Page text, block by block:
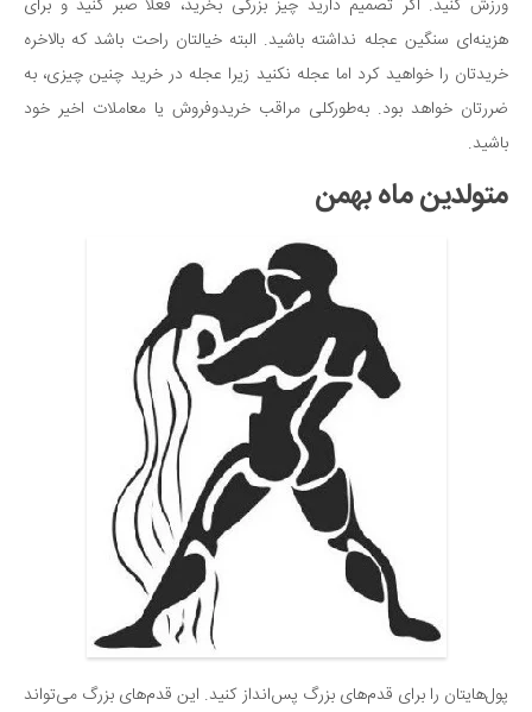
ورزش کنید. اگر تصمیم دارید چیز بزرگی بخرید، فعلاً صبر کنید و برای
هزینه‌ای سنگین عجله نداشته باشید. البته خیالتان راحت باشد که بالاخره
خریدتان را خواهید کرد اما عجله نکنید زیرا عجله در خرید چنین چیزی، به
ضررتان خواهد بود. به‌طورکلی مراقب خریدوفروش یا معاملات اخیر خود
باشید.
متولدین ماه بهمن
پول‌هایتان را برای قدم‌های بزرگ پس‌انداز کنید. این قدم‌های بزرگ می‌تواند